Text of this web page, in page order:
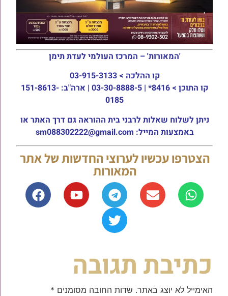
'המאורות' – המרכז העולמי לעדת תימן
קו ההלכה > 03-915-3133
קו התוכן >
8416* | 03-30-8888-5 | ארה"ב: 151-8613-
0185
ניתן לשלוח שאלות לרבני בית ההוראה גם דרך האתר או
באמצעות המייל: sm088302222@gmail.com
הצטרפו עכשיו לערוצי החדשות של אתר
המאורות
כתיבת תגובה
האימייל לא יוצג באתר. שדות החובה מסומנים *